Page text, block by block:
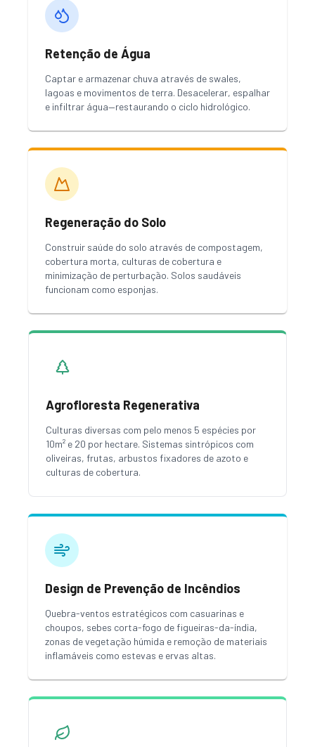
Retenção de Água
Captar e armazenar chuva através de swales,
lagoas e movimentos de terra. Desacelerar, espalhar
e infiltrar água—restaurando o ciclo hidrológico.
Regeneração do Solo
Construir saúde do solo através de compostagem,
cobertura morta, culturas de cobertura e
minimização de perturbação. Solos saudáveis
funcionam como esponjas.
Agrofloresta Regenerativa
Culturas diversas com pelo menos 5 espécies por
10m² e 20 por hectare. Sistemas sintrópicos com
oliveiras, frutas, arbustos fixadores de azoto e
culturas de cobertura.
Design de Prevenção de Incêndios
Quebra-ventos estratégicos com casuarinas e
choupos, sebes corta-fogo de figueiras-da-índia,
zonas de vegetação húmida e remoção de materiais
inflamáveis como estevas e ervas altas.